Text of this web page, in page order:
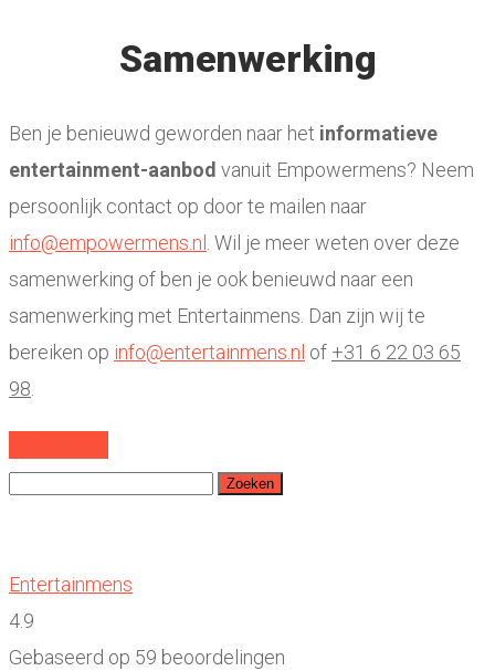
Samenwerking
Ben je benieuwd geworden naar het informatieve
entertainment-aanbod vanuit Empowermens? Neem
persoonlijk contact op door te mailen naar
info@empowermens.nl . Wil je meer weten over deze
samenwerking of ben je ook benieuwd naar een
samenwerking met Entertainmens. Dan zijn wij te
bereiken op info@entertainmens.nl of +31 6 22 03 65
98.
Zoeken
Entertainmens
4.9
Gebaseerd op 59 beoordelingen